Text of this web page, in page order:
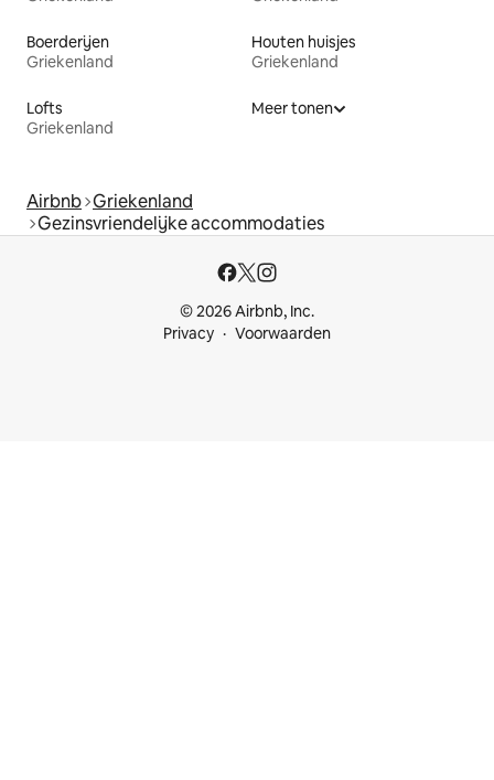
Boerderijen
Griekenland
Houten huisjes
Griekenland
Lofts
Griekenland
Meer tonen
Airbnb Griekenland
Gezinsvriendelijke accommodaties
© 2026 Airbnb, Inc.
Privacy
Voorwaarden